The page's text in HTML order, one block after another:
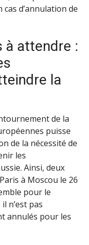
d’annulation de
à attendre :
la
de la
puisse
de la nécessité de
les
Ainsi, deux
à Moscou le 26
pour le
n’est pas
annulés pour les